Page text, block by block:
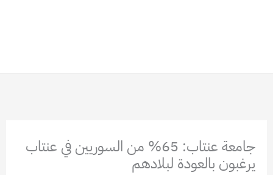
جامعة عنتاب: 65% من السوريين في عنتاب
يرغبون بالعودة لبلادهم